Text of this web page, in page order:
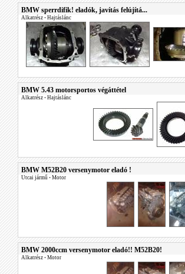
BMW sperrdifik! eladók, javítás felújítá...
Alkatrész • Hajtáslánc
BMW 5.43 motorsportos végáttétel
Alkatrész • Hajtáslánc
BMW M52B20 versenymotor eladó !
Utcai jármű • Motor
BMW 2000ccm versenymotor eladó!! M52B20!
Alkatrész • Motor